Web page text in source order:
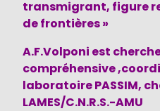
transmigrant, figure
de frontières »
A.F.Volponi est
compréhensive
laboratoire PASSIM,
LAMES/C.N.R.S.-AMU